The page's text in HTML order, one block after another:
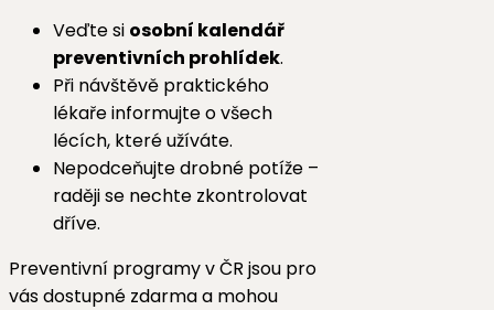
Veďte si osobní kalendář
preventivních prohlídek.
Při návštěvě praktického
lékaře informujte o všech
lécích, které užíváte.
Nepodceňujte drobné potíže –
raději se nechte zkontrolovat
dříve.
Preventivní programy v ČR jsou pro
vás dostupné zdarma a mohou